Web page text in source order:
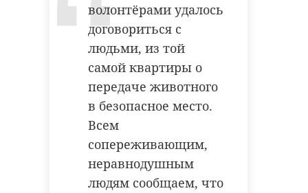
волонтёрами удалось
договориться с
людьми, из той
самой квартиры о
передаче животного
в безопасное место.
Всем
сопереживающим,
неравнодушным
людям сообщаем, что